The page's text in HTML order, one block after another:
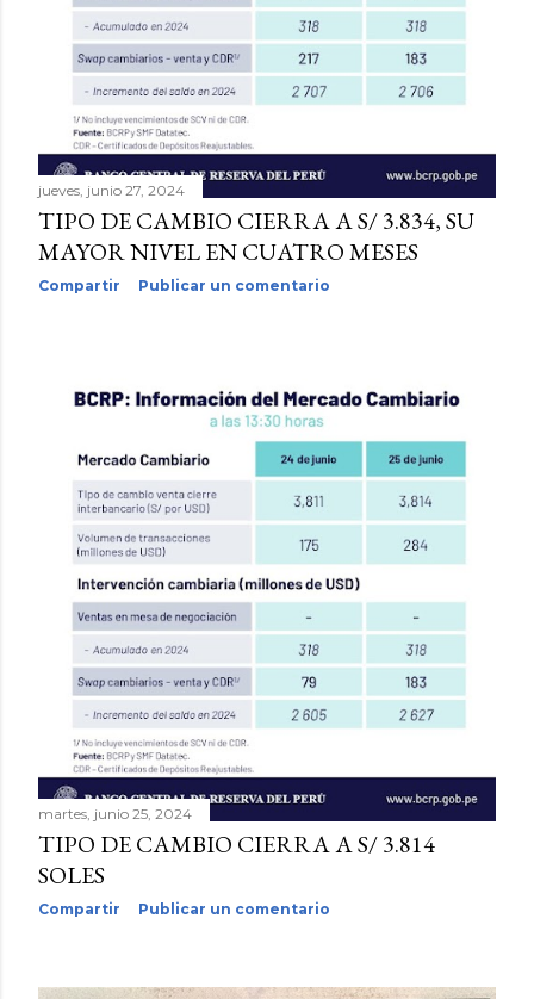
jueves, junio 27, 2024
TIPO DE CAMBIO CIERRA A S/ 3.834, SU
MAYOR NIVEL EN CUATRO MESES
Compartir Publicar un comentario
martes, junio 25, 2024
TIPO DE CAMBIO CIERRA A S/ 3.814
SOLES
Compartir Publicar un comentario